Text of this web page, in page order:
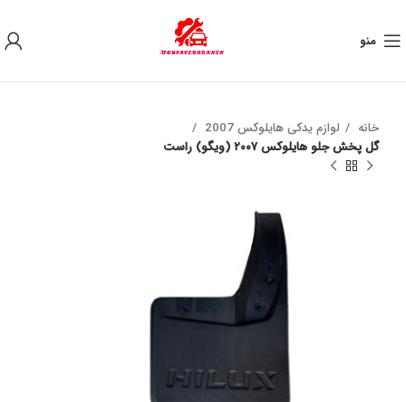
منو
خانه
لوازم یدکی هایلوکس 2007
گل پخش جلو هايلوكس ٢٠٠٧ (ويگو) راست
به علت نوسان ارز ، لطفا قبل از خرید تماس بگیرید.